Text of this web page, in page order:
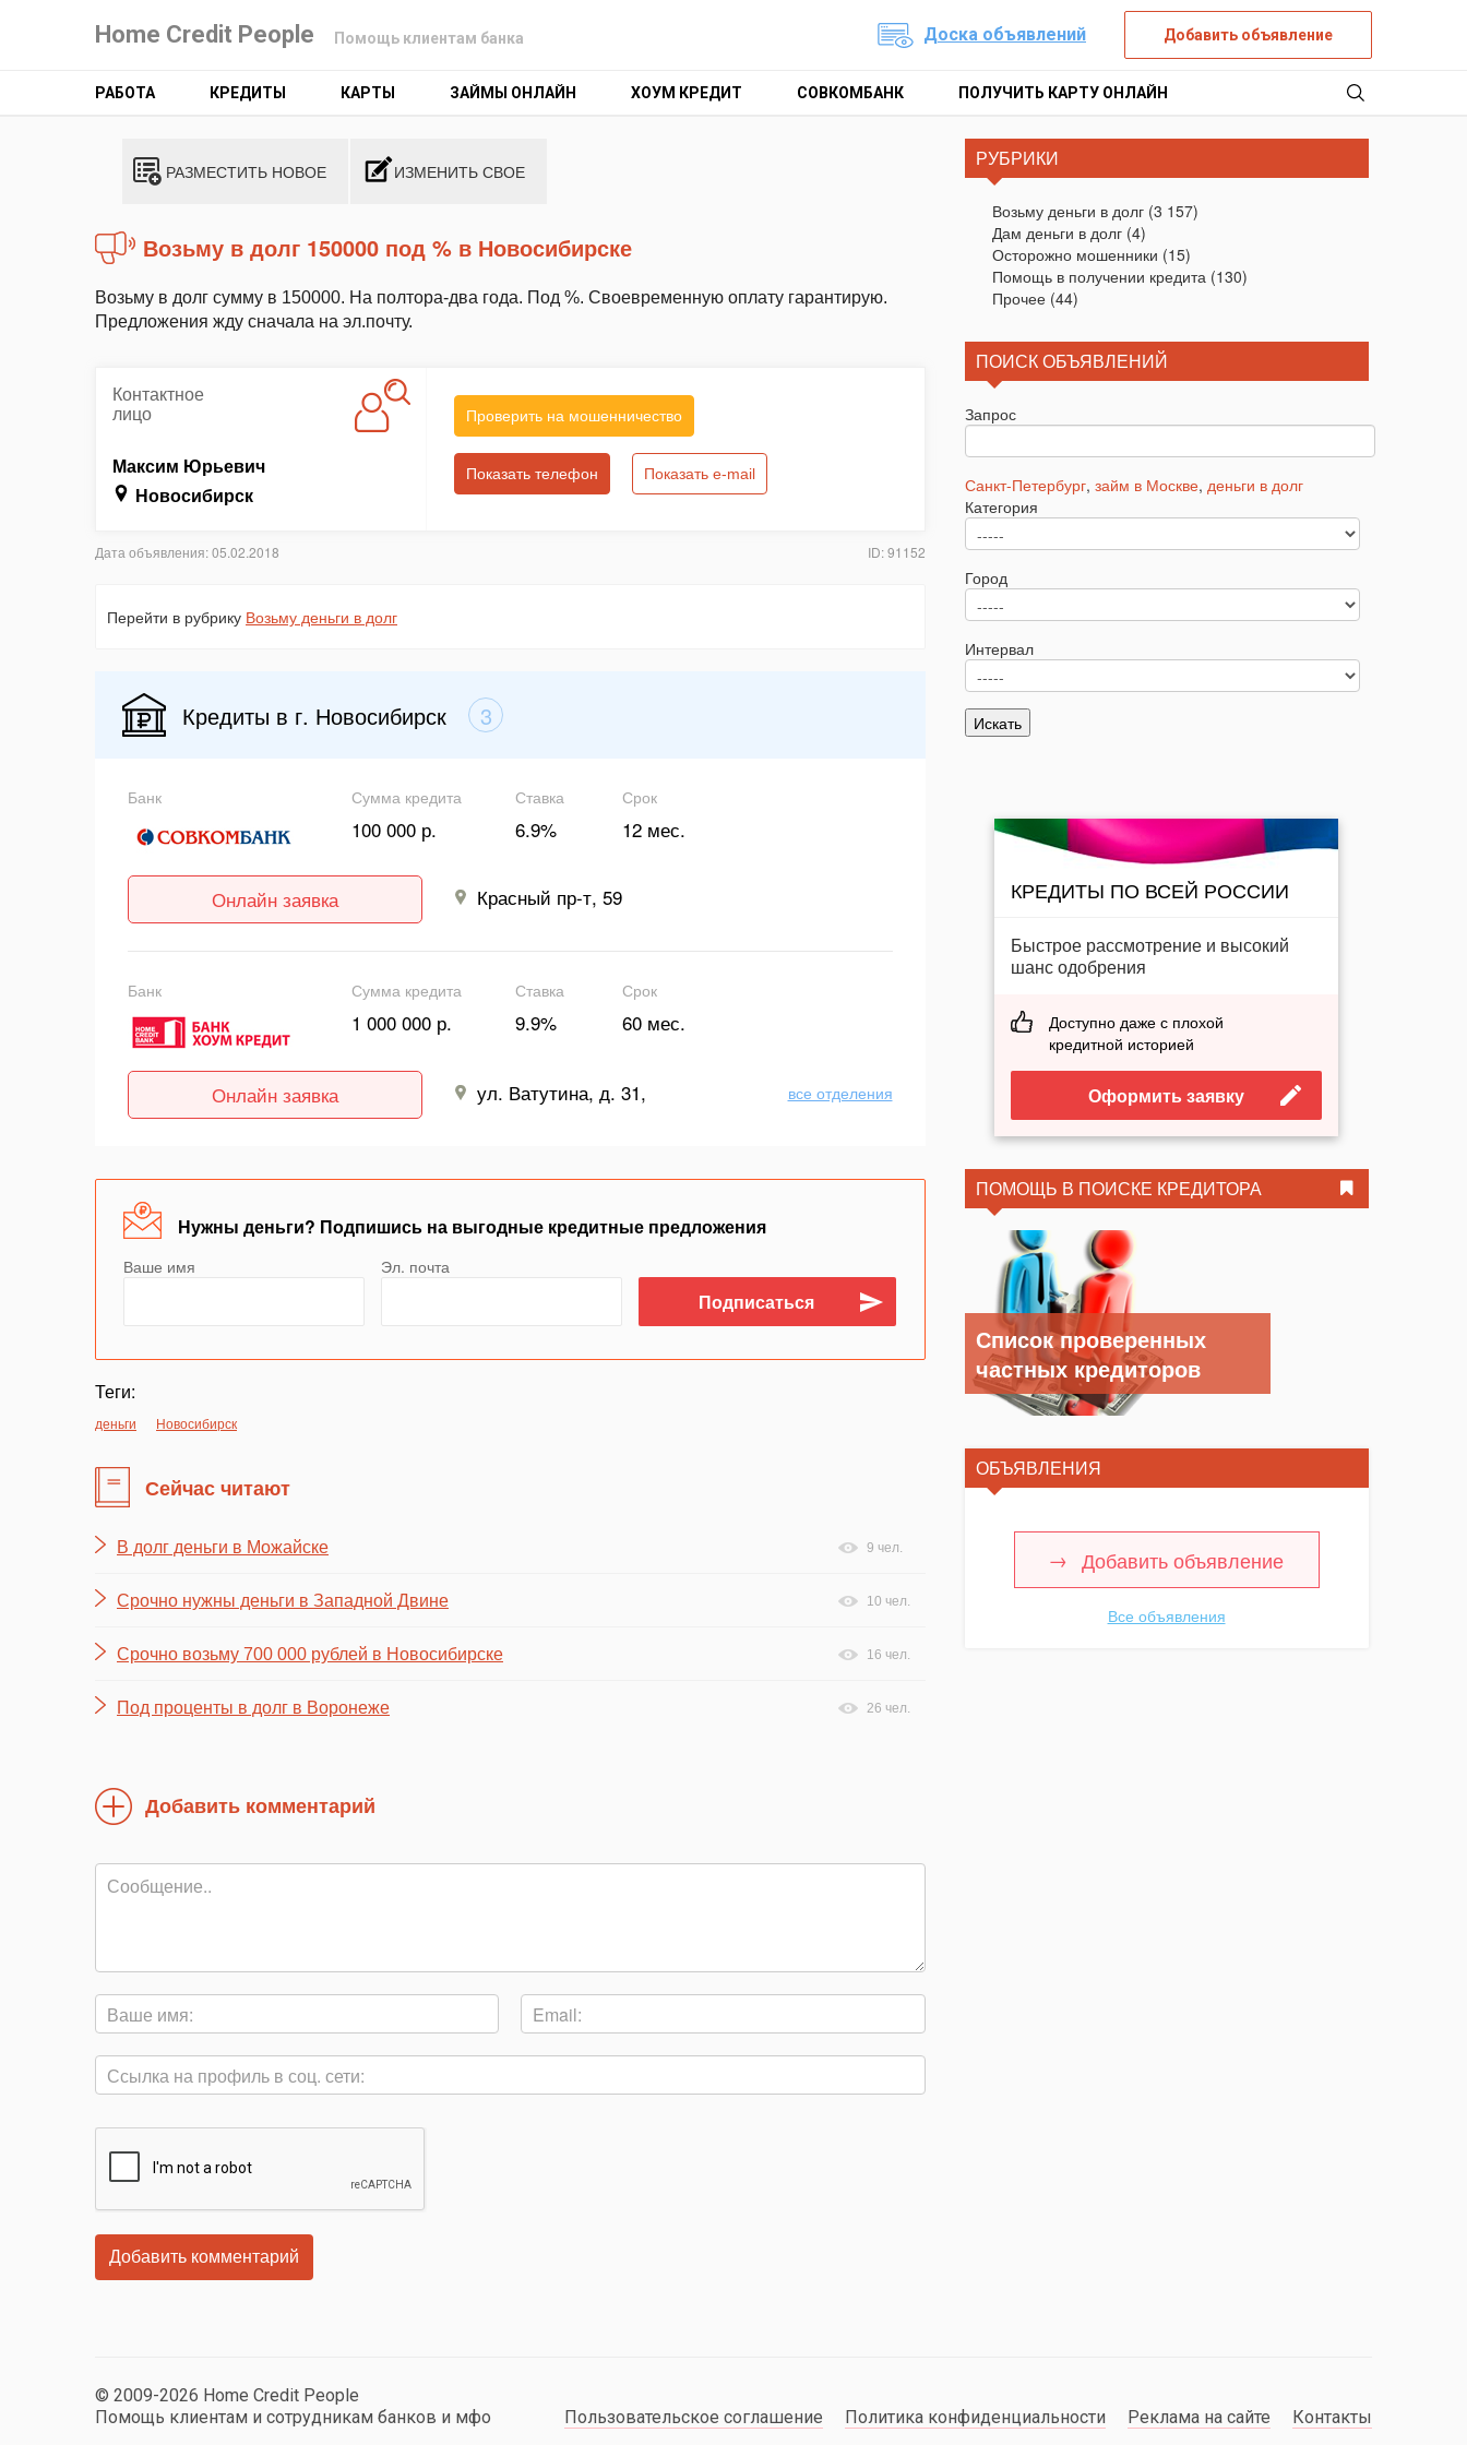
Home Credit People Помощь клиентам банка Доска объявлений Добавить объявление
РАБОТА КРЕДИТЫ КАРТЫ ЗАЙМЫ ОНЛАЙН ХОУМ КРЕДИТ СОВКОМБАНК ПОЛУЧИТЬ КАРТУ ОНЛАЙН
РАЗМЕСТИТЬ НОВОЕ ИЗМЕНИТЬ СВОЕ
Возьму в долг 150000 под % в Новосибирске
Возьму в долг сумму в 150000. На полтора-два года. Под %. Своевременную оплату гарантирую.
Предложения жду сначала на эл.почту.
Контактное
лицо
Максим Юрьевич
Новосибирск
Проверить на мошенничество
Показать телефон Показать e-mail
Дата объявления: 05.02.2018 ID: 91152
Перейти в рубрику Возьму деньги в долг
Кредиты в г. Новосибирск 3
Банк Сумма кредита
100 000 р.
Ставка
6.9%
Срок
12 мес.
Онлайн заявка Красный пр-т, 59
Банк Сумма кредита
1 000 000 р.
Ставка
9.9%
Срок
60 мес.
Онлайн заявка ул. Ватутина, д. 31, все отделения
Нужны деньги? Подпишись на выгодные кредитные предложения
Ваше имя Эл. почта
Теги:
деньги Новосибирск
Сейчас читают
В долг деньги в Можайске 9 чел.
Срочно нужны деньги в Западной Двине 10 чел.
Срочно возьму 700 000 рублей в Новосибирске 16 чел.
Под проценты в долг в Воронеже 26 чел.
Добавить комментарий
РУБРИКИ
Возьму деньги в долг(3 157)
Дам деньги в долг(4)
Осторожно мошенники (15)
Помощь в получении кредита(130)
Прочее(44)
ПОИСК ОБЪЯВЛЕНИЙ
Запрос
Санкт-Петербург, займ в Москве, деньги в долг
Категория
Город
Интервал
КРЕДИТЫ ПО ВСЕЙ РОССИИ
Быстрое рассмотрение и высокий
шанс одобрения
Доступно даже с плохой
кредитной историей
Оформить заявку
ПОМОЩЬ В ПОИСКЕ КРЕДИТОРА
Список проверенных
частных кредиторов
ОБЪЯВЛЕНИЯ
Добавить объявление
Все объявления
© 2009-2026 Home Credit People
Помощь клиентам и сотрудникам банков и мфо
Пользовательское соглашение Политика конфиденциальности Реклама на сайте Контакты